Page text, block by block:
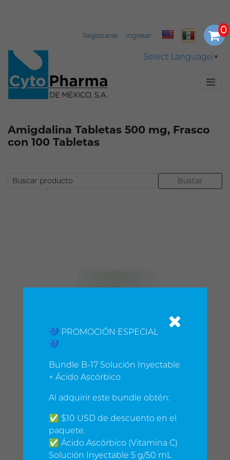
Registrarse Ingresar
Select Language ▼
Amigdalina Tabletas 500 mg, Frasco
con 100 Tabletas
💙 PROMOCIÓN ESPECIAL
💙
Bundle B-17 Solución Inyectable
+ Ácido Ascórbico
Al adquirir este bundle obtén:
✅ $10 USD de descuento en el
paquete.
✅ Ácido Ascórbico (Vitamina C)
Solución Inyectable 5 g/50 mL